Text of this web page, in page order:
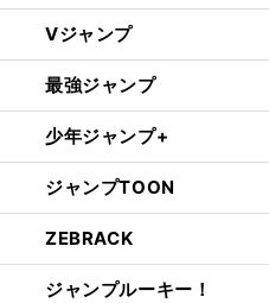
Vジャンプ
最強ジャンプ
少年ジャンプ+
ジャンプTOON
ZEBRACK
ジャンプルーキー！